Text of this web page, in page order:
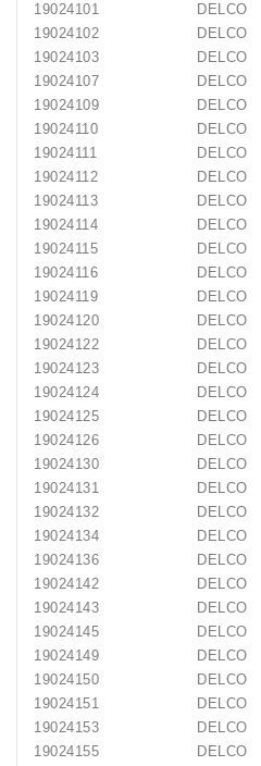
19024101
DELCO
19024102
DELCO
19024103
DELCO
19024107
DELCO
19024109
DELCO
19024110
DELCO
19024111
DELCO
19024112
DELCO
19024113
DELCO
19024114
DELCO
19024115
DELCO
19024116
DELCO
19024119
DELCO
19024120
DELCO
19024122
DELCO
19024123
DELCO
19024124
DELCO
19024125
DELCO
19024126
DELCO
19024130
DELCO
19024131
DELCO
19024132
DELCO
19024134
DELCO
19024136
DELCO
19024142
DELCO
19024143
DELCO
19024145
DELCO
19024149
DELCO
19024150
DELCO
19024151
DELCO
19024153
DELCO
19024155
DELCO